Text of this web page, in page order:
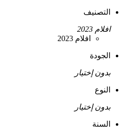
التصنيف
افلام 2023
افلام 2023
الجودة
بدون إختيار
النوع
بدون إختيار
السنة